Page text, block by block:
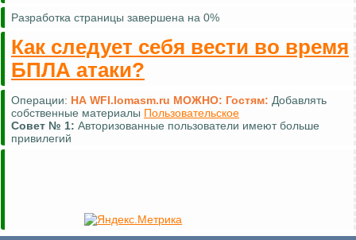
Разработка страницы завершена на 0%
Как следует себя вести во время
БПЛА атаки?
Операции: НА WFI.lomasm.ru МОЖНО: Гостям:
Комментировать (почти везде)
Совет № 2: Для удобной навигации используйтекарту сайта